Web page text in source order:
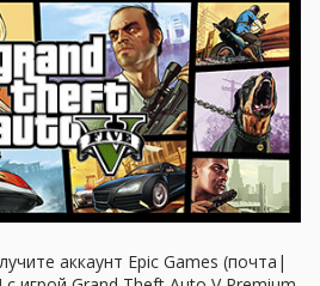
аккаунт Epic Games (почта|